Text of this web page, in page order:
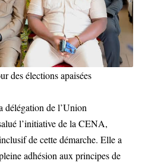
des élections apaisées
délégation de l’Union
l’initiative de la CENA,
de cette démarche. Elle a
adhésion aux principes de